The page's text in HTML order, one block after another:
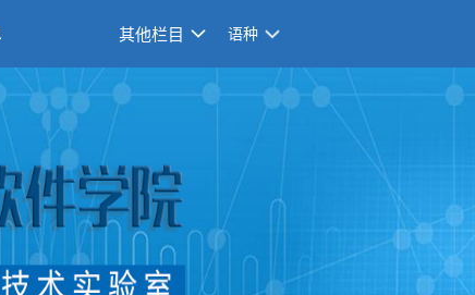
其他栏目 语种